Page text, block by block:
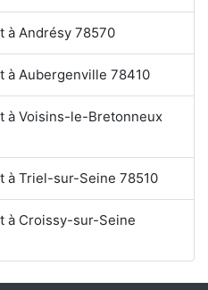
à Andrésy 78570
à Aubergenville 78410
à Voisins-le-Bretonneux
à Triel-sur-Seine 78510
à Croissy-sur-Seine